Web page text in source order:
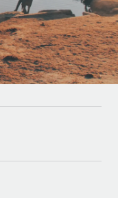
voor je team
op maat